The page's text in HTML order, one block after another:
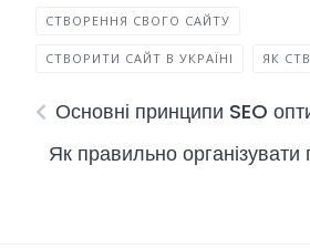
СТВОРЕННЯ СВОГО САЙТУ
СТВОРИТИ САЙТ В УКРАЇНІ ЯК
Основні принципи SEO
Як правильно